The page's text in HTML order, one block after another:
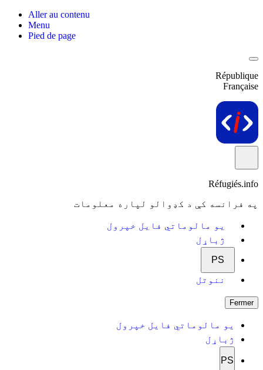
Aller au contenu
Menu
Pied de page
République
Française
Réfugiés.info
په فرانسه کې د کډوالو لپاره معلومات
یو مالوماتي فایل خپرول
ژباړل
PS
ننوتل
Fermer
یو مالوماتي فایل خپرول
ژباړل
PS